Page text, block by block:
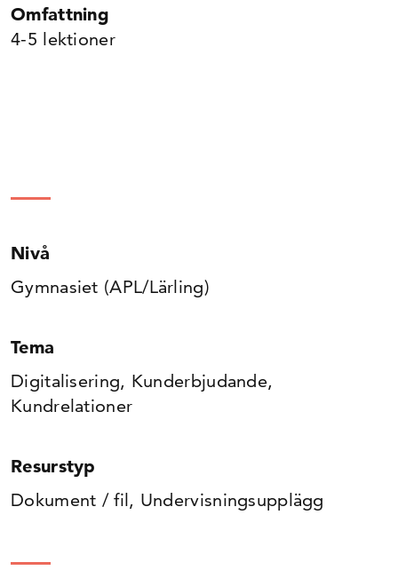
Omfattning
4-5 lektioner
Nivå
Gymnasiet (APL/Lärling)
Tema
Digitalisering, Kunderbjudande,
Kundrelationer
Resurstyp
Dokument / fil, Undervisningsupplägg